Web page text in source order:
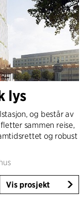
lys
og består av
sammen reise,
og robust
Vis prosjekt